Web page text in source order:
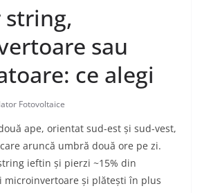
sau
ce alegi
Fotovoltaice
ape, orientat sud-est și sud-vest,
aruncă umbră două ore pe zi.
ieftin și pierzi ~15% din
microinvertoare și plătești în plus